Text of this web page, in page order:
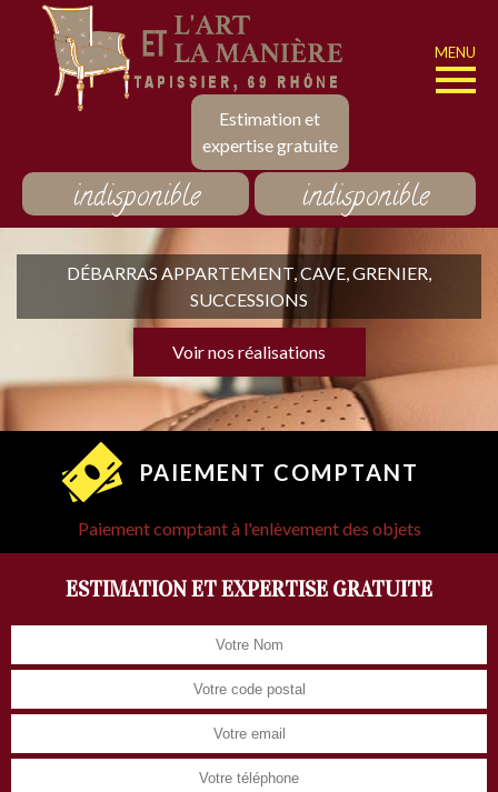
Estimation et
expertise gratuite
MENU
indisponible indisponible
DÉBARRAS APPARTEMENT, CAVE, GRENIER,
SUCCESSIONS
Voir nos réalisations
PAIEMENT COMPTANT
Paiement comptant à l'enlèvement des objets
ESTIMATION ET EXPERTISE GRATUITE